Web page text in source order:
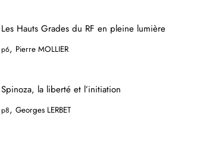
Les Hauts Grades du RF en pleine lumière
p6, Pierre MOLLIER
Spinoza, la liberté et l’initiation
p8, Georges LERBET